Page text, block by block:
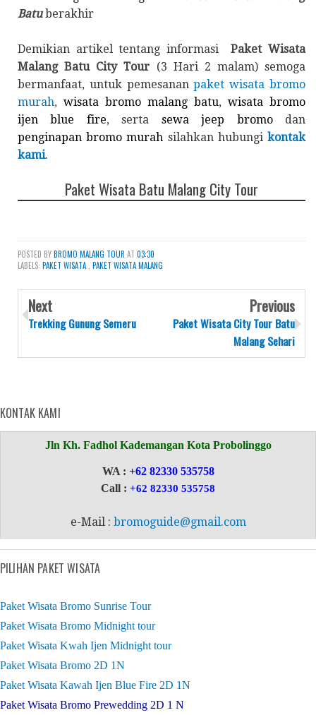
Batuberakhir
Demikian artikel tentang informasiPaket Wisata
Malang Batu City Tour (3 Hari 2 malam) semoga
bermanfaat, untuk pemesananpaket wisata bromo
murah, wisata bromo malang batu, wisata bromo
ijen blue fire, serta sewa jeep bromodan
penginapan bromo murah silahkan hubungikontak
kami.
Paket Wisata Batu Malang City Tour
POSTED BYBROMO MALANG TOUR AT 03:30
LABELS: PAKET WISATA PAKET WISATA MALANG
Next
Trekking Gunung Semeru
Previous
Paket Wisata City Tour Batu
Malang Sehari
KONTAK KAMI
Jln Kh. Fadhol Kademangan Kota Probolinggo
WA : +62 82330 535758
Call : +62 82330 535758
e-Mail : bromoguide@gmail.com
PILIHAN PAKET WISATA
Paket Wisata Bromo Sunrise Tour
Paket Wisata Bromo Midnight tour
Paket Wisata Kwah Ijen Midnight tour
Paket Wisata Bromo 2D 1N
Paket Wisata Kawah Ijen Blue Fire 2D 1N
Paket Wisata Bromo Prewedding 2D 1 N